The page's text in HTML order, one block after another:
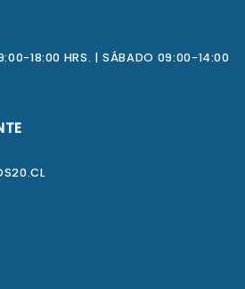
18:00 HRS. | SÁBADO 09:00-14:00